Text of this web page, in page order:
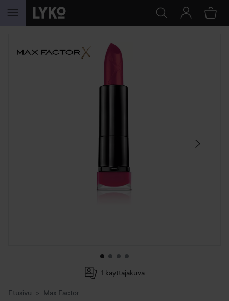
SIIRTYÄ JHK SISÄLTÖÖN
OHITA OSIO
1 käyttäjäkuva
Etusivu Max Factor